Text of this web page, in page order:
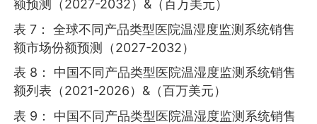
额预测（2027-2032）&（百万美元）
表 7： 全球不同产品类型医院温湿度监测系统销售
额市场份额预测（2027-2032）
表 8： 中国不同产品类型医院温湿度监测系统销售
额列表（2021-2026）&（百万美元）
表 9： 中国不同产品类型医院温湿度监测系统销售